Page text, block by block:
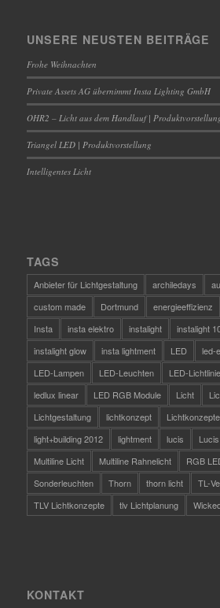
UNSERE NEUSTEN BEITRÄGE
Frohe Weihnachten
Private Assets AG übernimmt Insta Lighting GmbH
OHR2 – Licht aus dem Handlauf |
Triangel LED | Produktvorstellung
Intelligentes Licht
TAGS
Anbieter für Lichtgestaltung archiledays
custom made
Dortmund energieeffizienz
Insta
insta elektro instalight instalight
instalight glow
insta lightment LED
led-
LED-Lampen
LED-Leuchten LED-
ledlux linear
LED RGB Module Licht
Lichtgestaltung
lichtkonzept Lichtkonzepte
light+building 2012
lightment lucis
Multiline Licht
Multiline Rahnelicht RGB
Sonderleuchten
Thorn thorn licht TL-
TLV Lichtkonzepte
tlv Lichtplanung
KONTAKT